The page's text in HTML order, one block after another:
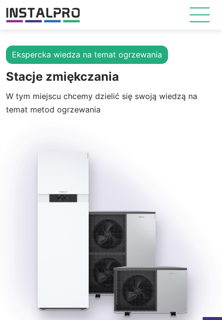
Ekspercka wiedza na temat ogrzewania
Stacje zmiękczania
W tym miejscu chcemy dzielić się swoją wiedzą na
temat metod ogrzewania